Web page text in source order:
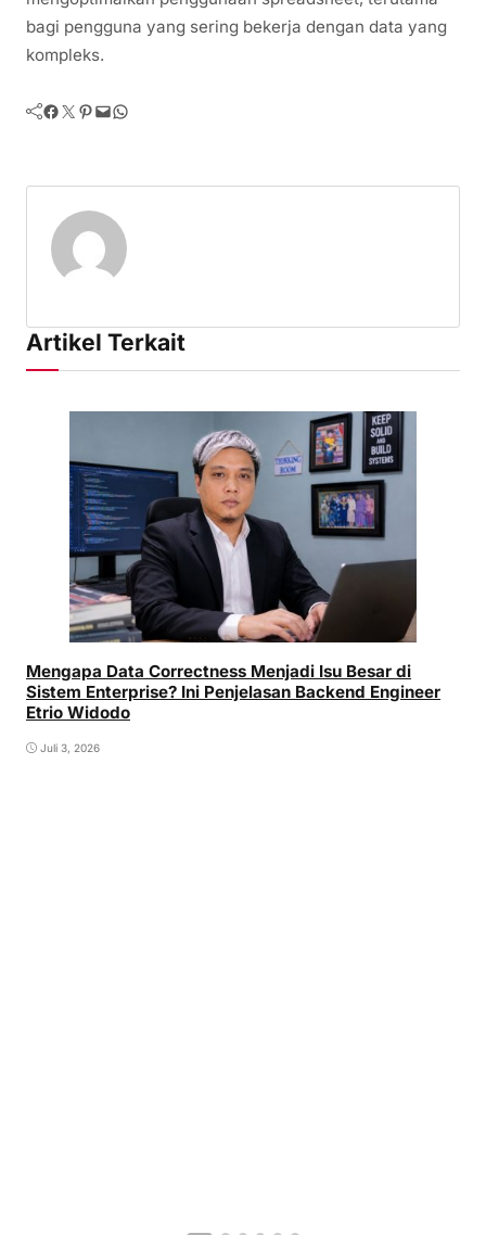
bagi pengguna yang sering bekerja dengan data yang
kompleks.
Facebook Twitter Pinterest Mail WhatsApp
Artikel Terkait
Mengapa Data Correctness Menjadi Isu Besar di
Sistem Enterprise? Ini Penjelasan Backend Engineer
Etrio Widodo
Juli 3, 2026